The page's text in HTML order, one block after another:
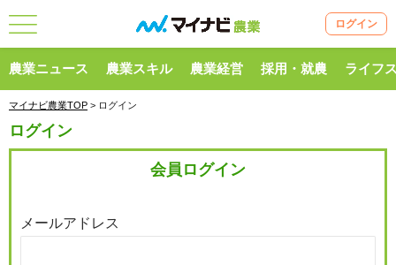
ログイン
農業ニュース 農業スキル 農業経営 採用・就農 ライフ
マイナビ農業TOP > ログイン
ログイン
会員ログイン
メールアドレス